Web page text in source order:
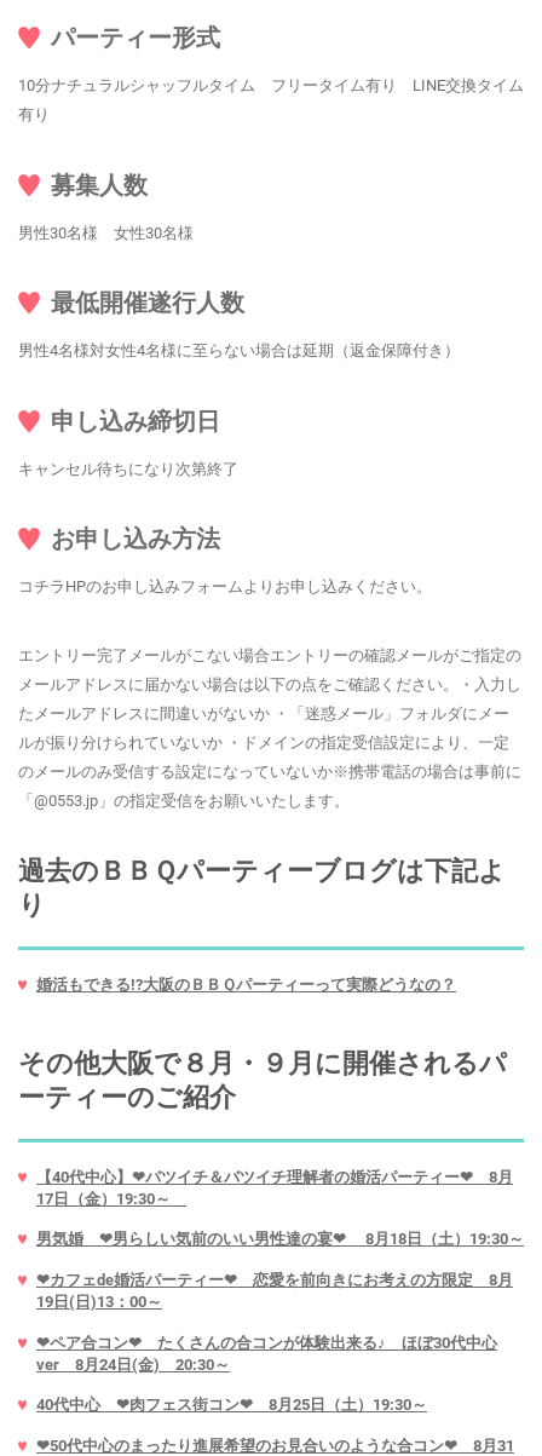
パーティー形式
10分ナチュラルシャッフルタイム フリータイム有り LINE交換タイム
有り
募集人数
男性30名様 女性30名様
最低開催遂行人数
男性4名様対女性4名様に至らない場合は延期（返金保障付き）
申し込み締切日
キャンセル待ちになり次第終了
お申し込み方法
コチラHPのお申し込みフォームよりお申し込みください。
エントリー完了メールがこない場合エントリーの確認メールがご指定の
メールアドレスに届かない場合は以下の点をご確認ください。・入力し
たメールアドレスに間違いがないか ・「迷惑メール」フォルダにメー
ルが振り分けられていないか ・ドメインの指定受信設定により、一定
のメールのみ受信する設定になっていないか※携帯電話の場合は事前に
「@0553.jp」の指定受信をお願いいたします。
過去のＢＢＱパーティーブログは下記よ
り
婚活もできる!?大阪のＢＢＱパーティーって実際どうなの？
その他大阪で８月・９月に開催されるパ
ーティーのご紹介
【40代中心】❤バツイチ＆バツイチ理解者の婚活パーティー❤ 8月
17日（金）19:30～
男気婚 ❤男らしい気前のいい男性達の宴❤ 8月18日（土）19:30～
❤カフェde婚活パーティー❤ 恋愛を前向きにお考えの方限定 8月
19日(日)13：00～
❤ペア合コン❤ たくさんの合コンが体験出来る♪ ほぼ30代中心
ver 8月24日(金) 20:30～
40代中心 ❤肉フェス街コン❤ 8月25日（土）19:30～
❤50代中心のまったり進展希望のお見合いのような合コン❤ 8月31